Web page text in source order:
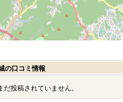
の口コミ情報
だ投稿されていません。